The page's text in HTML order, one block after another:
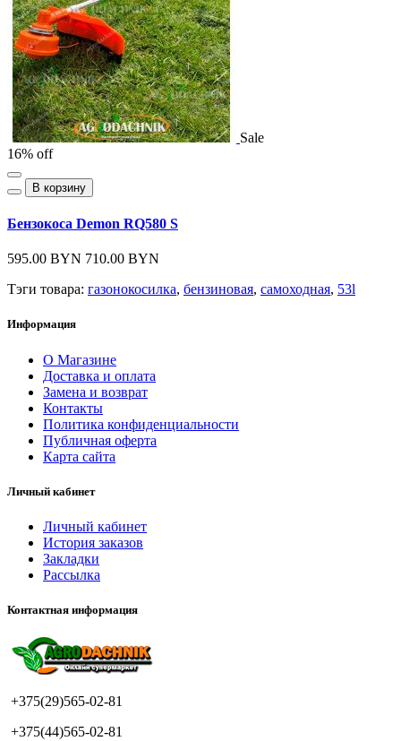
Sale
16% off
В корзину
Бензокоса Demon RQ580 S
595.00 BYN 710.00 BYN
Тэги товара: газонокосилка, бензиновая, самоходная, 53l
Информация
О Магазине
Доставка и оплата
Замена и возврат
Контакты
Политика конфиденциальности
Публичная оферта
Карта сайта
Личный кабинет
Личный кабинет
История заказов
Закладки
Рассылка
Контактная информация
+375(29)565-02-81
+375(44)565-02-81